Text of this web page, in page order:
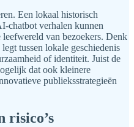
Een lokaal historisch
chatbot verhalen kunnen
van bezoekers. Denk
tussen lokale geschiedenis
of identiteit. Juist de
dat ook kleinere
publieksstrategieën
risico’s